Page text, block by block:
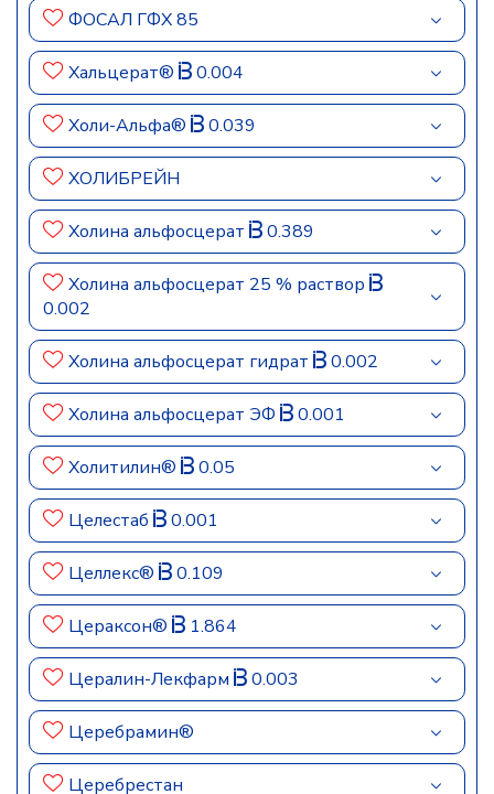
ФОСАЛ ГФХ 85
Хальцерат® 0.004
Холи-Альфа® 0.039
ХОЛИБРЕЙН
Холина альфосцерат 0.389
Холина альфосцерат 25 % раствор
0.002
Холина альфосцерат гидрат 0.002
Холина альфосцерат ЭФ 0.001
Холитилин® 0.05
Целестаб 0.001
Целлекс® 0.109
Цераксон® 1.864
Цералин-Лекфарм 0.003
Церебрамин®
Церебрестан